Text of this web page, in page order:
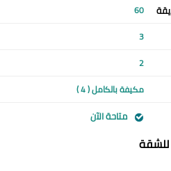
60
3
2
مكيفة بالكامل ( 4 )
متاحة الآن
للشقة